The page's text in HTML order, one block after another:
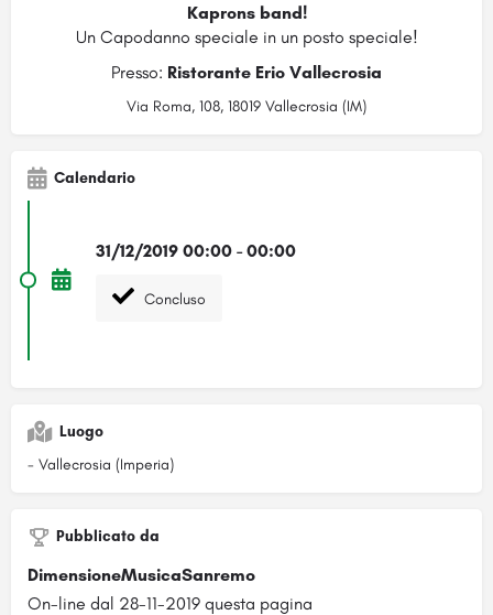
Kaprons band!
Un Capodanno speciale in un posto speciale!
Presso: Ristorante Erio Vallecrosia
Via Roma, 108, 18019 Vallecrosia (IM)
Calendario
31/12/2019 00:00 - 00:00
Concluso
Luogo
- Vallecrosia (Imperia)
Pubblicato da
DimensioneMusicaSanremo
On-line dal 28-11-2019 questa pagina